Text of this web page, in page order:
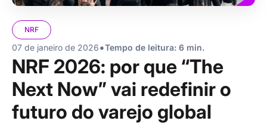
NRF
07 de janeiro de 2026•Tempo de leitura: 6 min.
NRF 2026: por que “The
Next Now” vai redefinir o
futuro do varejo global